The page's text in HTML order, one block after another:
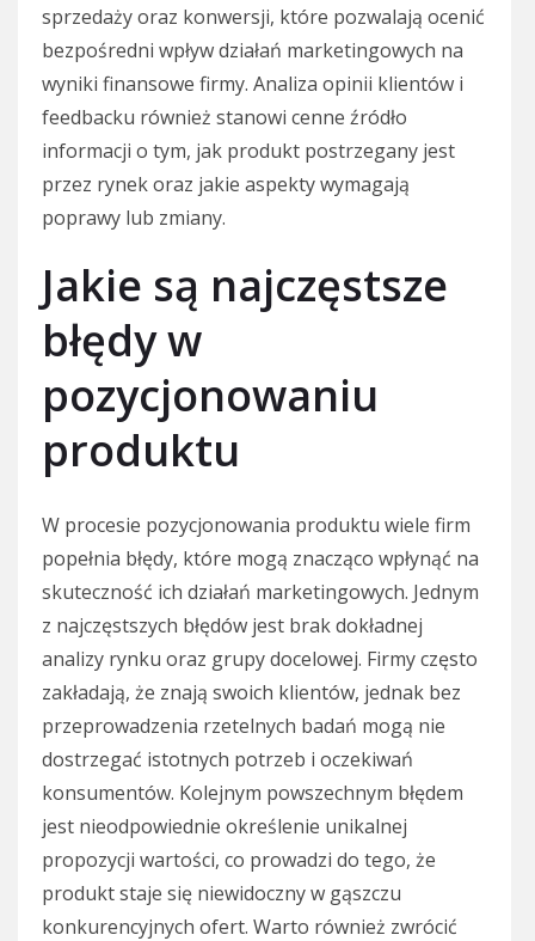
sprzedaży oraz konwersji, które pozwalają ocenić
bezpośredni wpływ działań marketingowych na
wyniki finansowe firmy. Analiza opinii klientów i
feedbacku również stanowi cenne źródło
informacji o tym, jak produkt postrzegany jest
przez rynek oraz jakie aspekty wymagają
poprawy lub zmiany.
Jakie są najczęstsze
błędy w
pozycjonowaniu
produktu
W procesie pozycjonowania produktu wiele firm
popełnia błędy, które mogą znacząco wpłynąć na
skuteczność ich działań marketingowych. Jednym
z najczęstszych błędów jest brak dokładnej
analizy rynku oraz grupy docelowej. Firmy często
zakładają, że znają swoich klientów, jednak bez
przeprowadzenia rzetelnych badań mogą nie
dostrzegać istotnych potrzeb i oczekiwań
konsumentów. Kolejnym powszechnym błędem
jest nieodpowiednie określenie unikalnej
propozycji wartości, co prowadzi do tego, że
produkt staje się niewidoczny w gąszczu
konkurencyjnych ofert. Warto również zwrócić